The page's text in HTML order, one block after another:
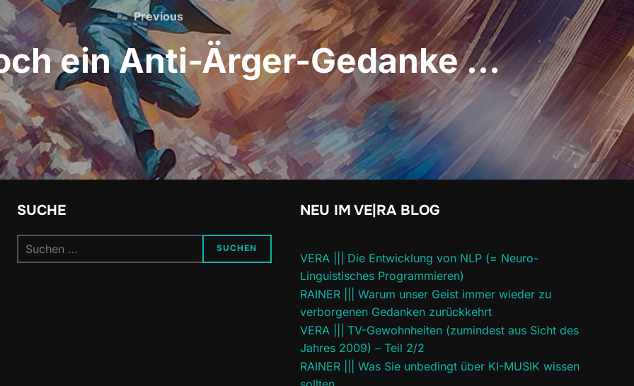
Previous
Previous
ein Anti-Ärger-Gedanke …
SUCHE
Suchen
nach:
SUCHEN
NEU IM VE|RA BLOG
VERA ||| Die Entwicklung von NLP (= Neuro-
Linguistisches Programmieren)
RAINER ||| Warum unser Geist immer wieder zu
verborgenen Gedanken zurückkehrt
VERA ||| TV-Gewohnheiten (zumindest aus Sicht des
Jahres 2009) – Teil 2/2
RAINER ||| Was Sie unbedingt über KI-MUSIK wissen